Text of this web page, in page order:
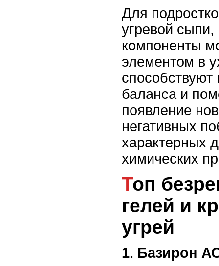
Для
угревой
компоненты
элементом в
баланса и
появление
негативных
характерных
химических
Топ безрецептурных
гелей и
угрей
1. Базирон